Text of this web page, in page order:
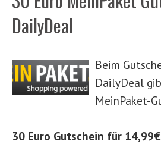
DailyDeal
Beim
DailyDeal
MeinPaket-
30 Euro Gutschein für